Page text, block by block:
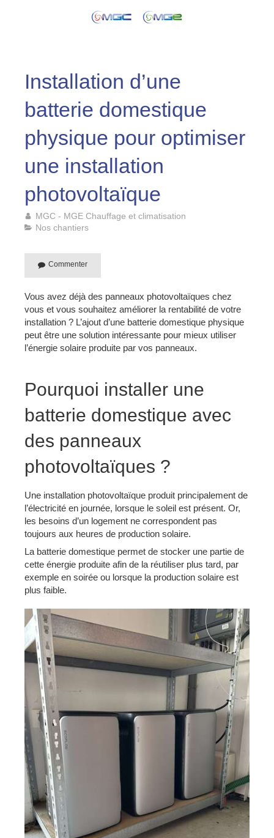
Installation d’une
batterie domestique
physique pour optimiser
une installation
photovoltaïque
MGC - MGE Chauffage et climatisation
Nos chantiers
Commenter
Vous avez déjà des panneaux photovoltaïques chez
vous et vous souhaitez améliorer la rentabilité de votre
installation ? L’ajout d’une batterie domestique physique
peut être une solution intéressante pour mieux utiliser
l’énergie solaire produite par vos panneaux.
Pourquoi installer une
batterie domestique avec
des panneaux
photovoltaïques ?
Une installation photovoltaïque produit principalement de
l’électricité en journée, lorsque le soleil est présent. Or,
les besoins d’un logement ne correspondent pas
toujours aux heures de production solaire.
La batterie domestique permet de stocker une partie de
cette énergie produite afin de la réutiliser plus tard, par
exemple en soirée ou lorsque la production solaire est
plus faible.